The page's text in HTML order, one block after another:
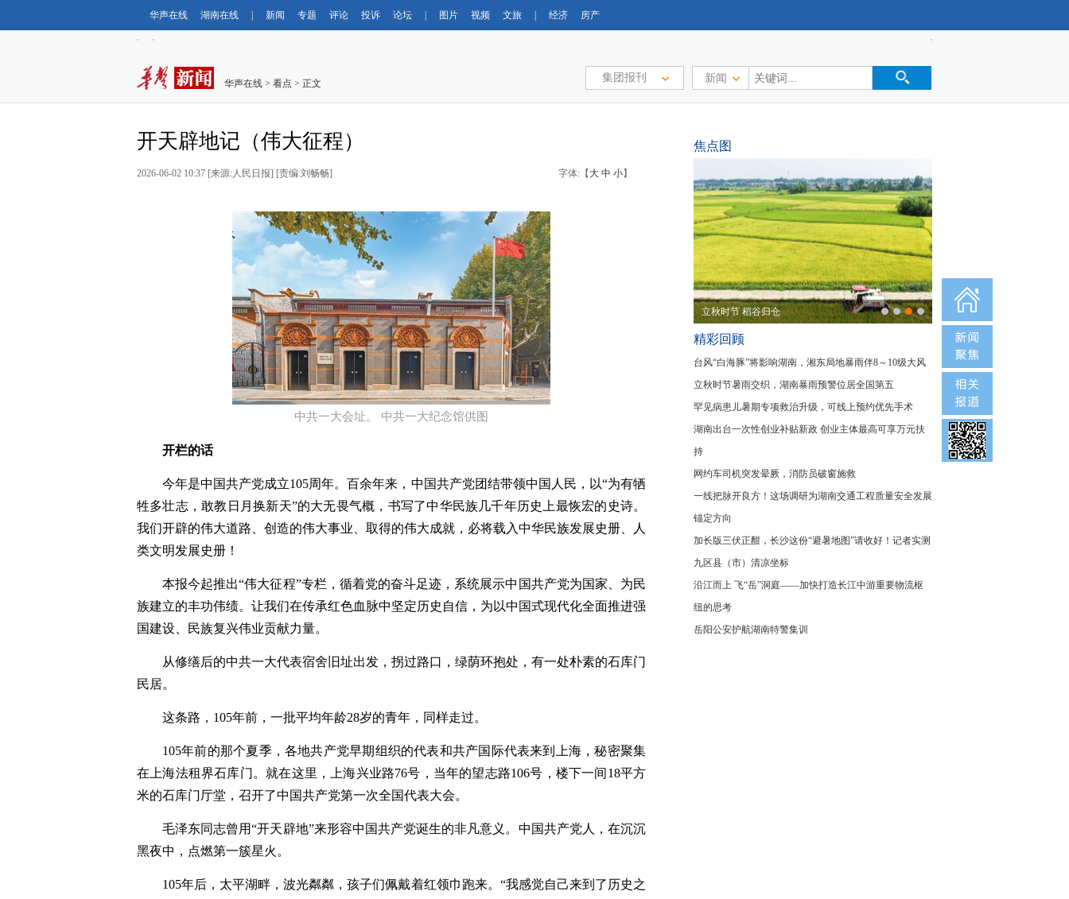
华声在线 湖南在线 新闻 专题 评论 投诉 论坛 图片 视频 文旅 经济 房产
华声在线 > 看点 > 正文 新闻
集团报刊
开天辟地记（伟大征程）
2026-06-02 10:37 [来源:人民日报] [责编:刘畅畅] 字体:【 大 中 小】
中共一大会址。 中共一大纪念馆供图
开栏的话
今年是中国共产党成立105周年。百余年来，中国共产党团结带领中国人民，以“为有牺
牲多壮志，敢教日月换新天”的大无畏气概，书写了中华民族几千年历史上最恢宏的史诗。
我们开辟的伟大道路、创造的伟大事业、取得的伟大成就，必将载入中华民族发展史册、人
类文明发展史册！
本报今起推出“伟大征程”专栏，循着党的奋斗足迹，系统展示中国共产党为国家、为民
族建立的丰功伟绩。让我们在传承红色血脉中坚定历史自信，为以中国式现代化全面推进强
国建设、民族复兴伟业贡献力量。
从修缮后的中共一大代表宿舍旧址出发，拐过路口，绿荫环抱处，有一处朴素的石库门
民居。
这条路，105年前，一批平均年龄28岁的青年，同样走过。
105年前的那个夏季，各地共产党早期组织的代表和共产国际代表来到上海，秘密聚集
在上海法租界石库门。就在这里，上海兴业路76号，当年的望志路106号，楼下一间18平方
米的石库门厅堂，召开了中国共产党第一次全国代表大会。
毛泽东同志曾用“开天辟地”来形容中国共产党诞生的非凡意义。中国共产党人，在沉沉
黑夜中，点燃第一簇星火。
105年后，太平湖畔，波光粼粼，孩子们佩戴着红领巾跑来。“我感觉自己来到了历史之
焦点图
立秋时节 稻谷归仓
精彩回顾
台风“白海豚”将影响湖南，湘东局地暴雨伴8～10级大风
立秋时节暑雨交织，湖南暴雨预警位居全国第五
罕见病患儿暑期专项救治升级，可线上预约优先手术
湖南出台一次性创业补贴新政 创业主体最高可享万元扶
持
网约车司机突发晕厥，消防员破窗施救
一线把脉开良方！这场调研为湖南交通工程质量安全发展
锚定方向
加长版三伏正酣，长沙这份“避暑地图”请收好！记者实测
九区县（市）清凉坐标
沿江而上 飞“岳”洞庭——加快打造长江中游重要物流枢
纽的思考
岳阳公安护航湖南特警集训